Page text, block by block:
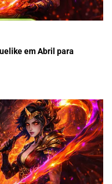
em Abril para